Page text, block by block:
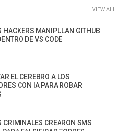
VIEW ALL
HACKERS MANIPULAN GITHUB
DE VS CODE
EL CEREBRO A LOS
CON IA PARA ROBAR
CRIMINALES CREARON SMS